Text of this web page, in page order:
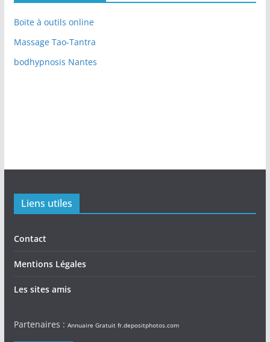
Boite à outils online
Massage Tao-Tantra
bodhypnosis Nantes
Liens utiles
Contact
Mentions Légales
Les sites amis
Partenaires : Annuaire Gratuit fr.depositphotos.com